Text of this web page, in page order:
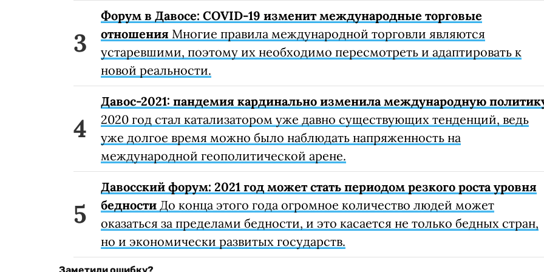
Форум в Давосе: COVID-19 изменит международные торговые
отношения Многие правила международной торговли являются
устаревшими, поэтому их необходимо пересмотреть и адаптировать к
новой реальности.
Давос-2021: пандемия кардинально изменила международную
2020 год стал катализатором уже давно существующих тенденций, ведь
уже долгое время можно было наблюдать напряженность на
международной геополитической арене.
Давосский форум: 2021 год может стать периодом резкого роста уровня
бедности До конца этого года огромное количество людей может
оказаться за пределами бедности, и это касается не только бедных стран,
но и экономически развитых государств.